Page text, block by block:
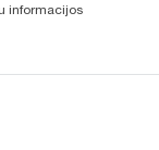
informacijos